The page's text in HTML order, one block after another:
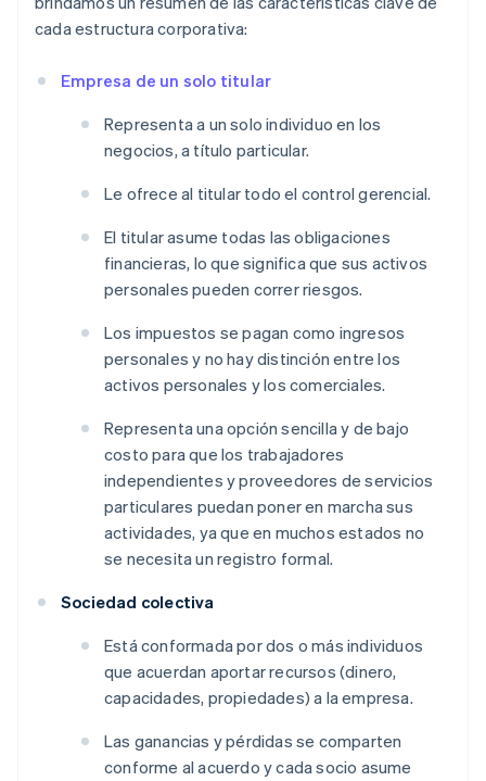
cada estructura corporativa:
Empresa de un solo titular
Representa a un solo individuo en los
negocios, a título particular.
Le ofrece al titular todo el control gerencial.
El titular asume todas las obligaciones
financieras, lo que significa que sus activos
personales pueden correr riesgos.
Los impuestos se pagan como ingresos
personales y no hay distinción entre los
activos personales y los comerciales.
Representa una opción sencilla y de bajo
costo para que los trabajadores
independientes y proveedores de servicios
particulares puedan poner en marcha sus
actividades, ya que en muchos estados no
se necesita un registro formal.
Sociedad colectiva
Está conformada por dos o más individuos
que acuerdan aportar recursos (dinero,
capacidades, propiedades) a la empresa.
Las ganancias y pérdidas se comparten
conforme al acuerdo y cada socio asume